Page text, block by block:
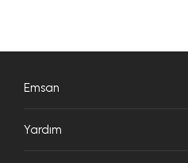
Emsan
Yardım